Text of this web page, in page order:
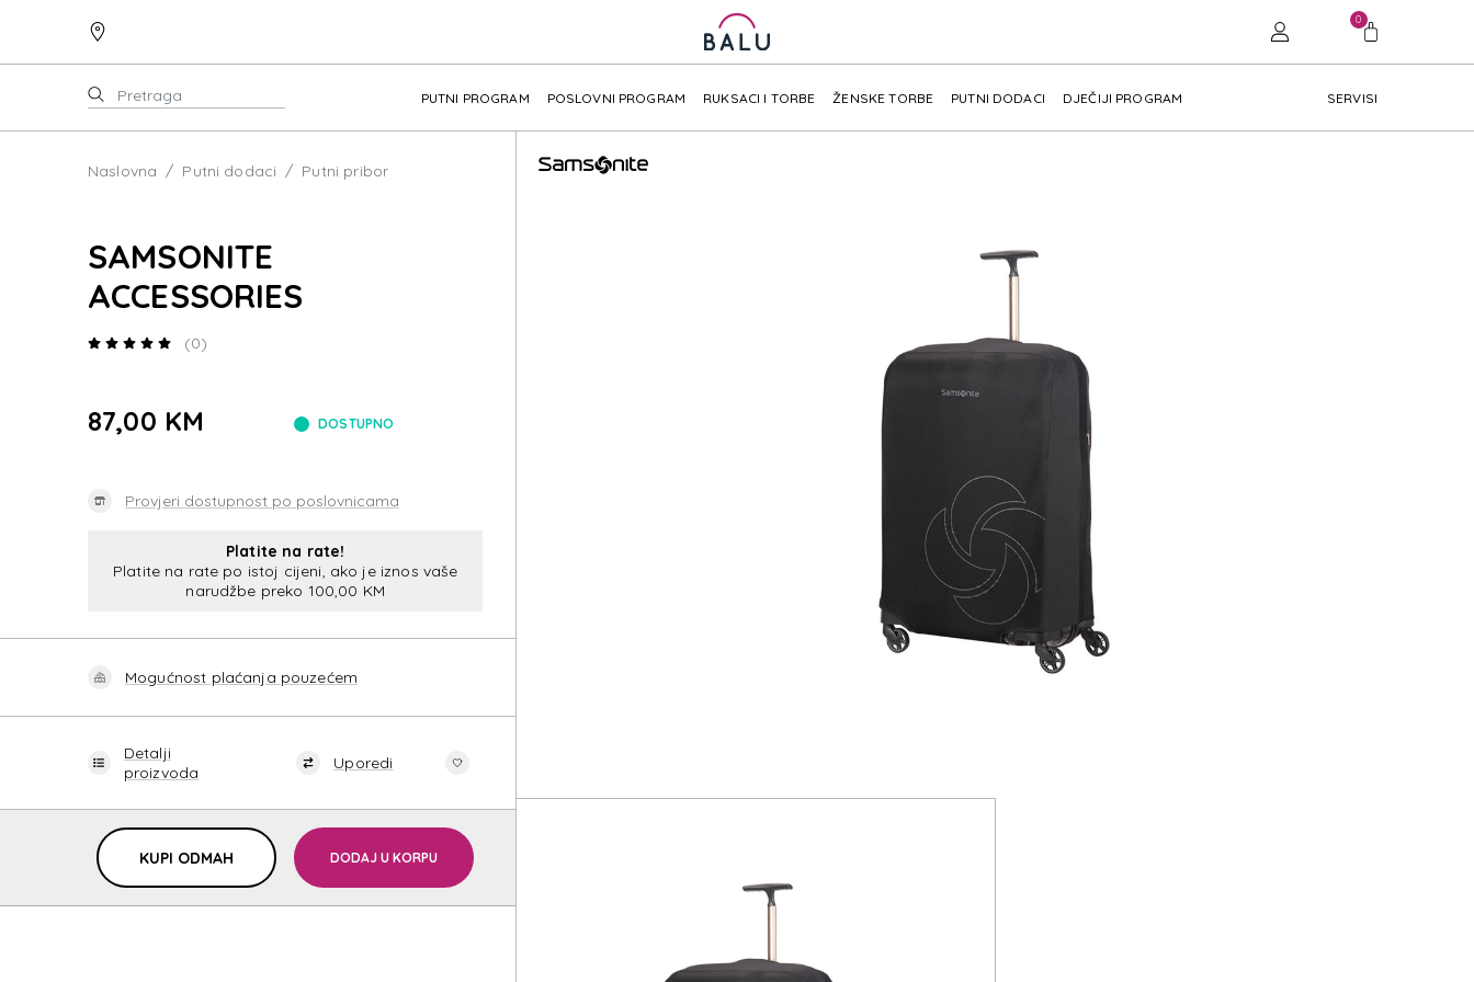
0
PUTNI PROGRAM POSLOVNI PROGRAM RUKSACI I TORBE ŽENSKE TORBE PUTNI DODACI DJEČIJI PROGRAM SERVISI
Naslovna Putni dodaci Putni pribor
SAMSONITE
ACCESSORIES
(0)
87,00 KM DOSTUPNO
Provjeri dostupnost po poslovnicama
Platite na rate!
Platite na rate po istoj cijeni, ako je iznos vaše
narudžbe preko 100,00 KM
Mogućnost plaćanja pouzećem
Detalji
proizvoda
Uporedi
KUPI ODMAH DODAJ U KORPU